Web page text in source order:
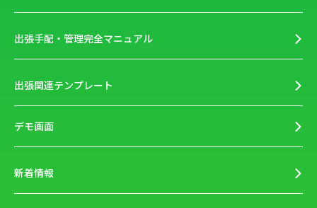
出張手配・管理完全マニュアル
出張関連テンプレート
デモ画面
新着情報